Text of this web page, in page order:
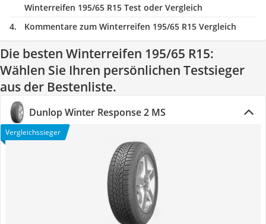
Winterreifen 195/65 R15 Test oder Vergleich
Kommentare zum Winterreifen 195/65 R15 Vergleich
Die besten Winterreifen 195/65 R15:
Wählen Sie Ihren persönlichen Testsieger
aus der Bestenliste.
Dunlop Winter Response 2 MS
Vergleichssieger